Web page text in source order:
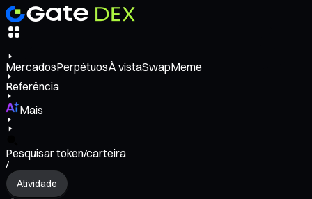
MercadosPerpétuosÀ vistaSwapMeme
Referência
Mais
Pesquisar token/carteira
/
Atividade